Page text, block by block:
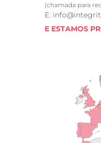
(chamada para
E:
E ESTAMOS